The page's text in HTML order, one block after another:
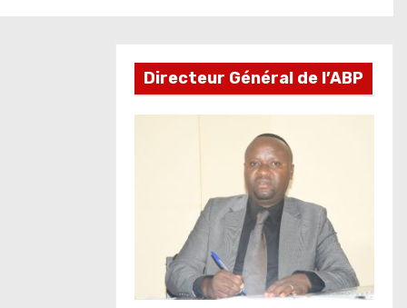
Directeur Général de l’ABP